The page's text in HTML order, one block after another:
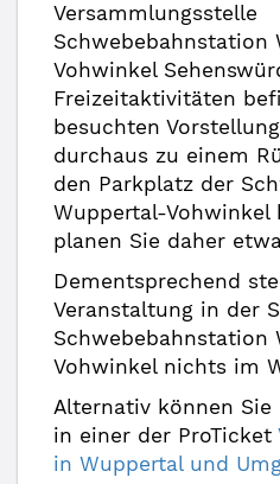
Versammlungsstelle
Schwebebahnstation
Vohwinkel
Freizeitaktivitäten
besuchten
durchaus zu einem
den Parkplatz der
Wuppertal-Vohwinkel
planen Sie daher
Dementsprechend
Veranstaltung in der
Schwebebahnstation
Vohwinkel nichts im
Alternativ können Sie
in einer der ProTicket
in Wuppertal und